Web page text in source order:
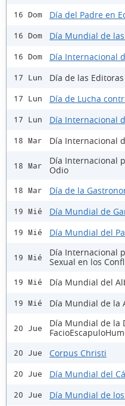
16 Dom Día del Padre en
16 Dom Día Mundial de
16 Dom Día Internacional
17 Lun Día de las
17 Lun Día de Lucha
17 Lun Día Internacional
18 Mar Día Internacional
18 Mar
Día Internacional
Odio
18 Mar Día de la
19 Mié Día Mundial de
19 Mié Día Mundial del
19 Mié
Día Internacional
Sexual en los
19 Mié Día Mundial del
19 Mié Día Mundial de la
20 Jue
Día Mundial de la
20 Jue Corpus Christi
20 Jue Día Mundial del
20 Jue Día Mundial de